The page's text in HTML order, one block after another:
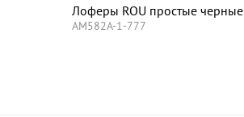
Лоферы ROU простые черные
AM582A-1-777